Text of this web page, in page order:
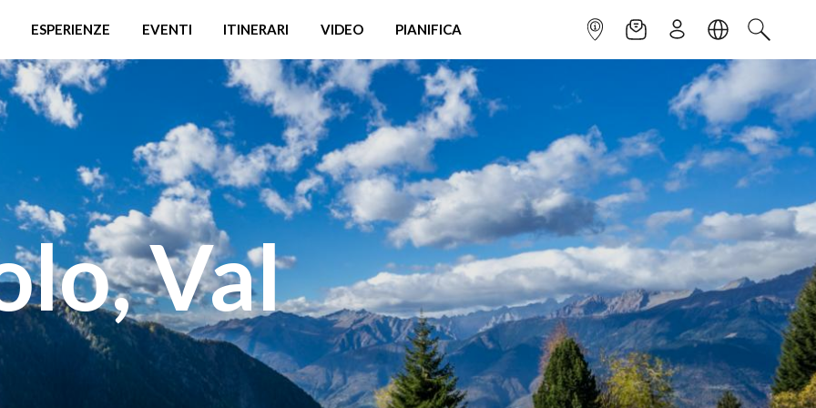
ESPERIENZE EVENTI ITINERARI VIDEO PIANIFICA INFOPOINTNEWSLETTER
ISCRIVITILINGUACERCA
Val